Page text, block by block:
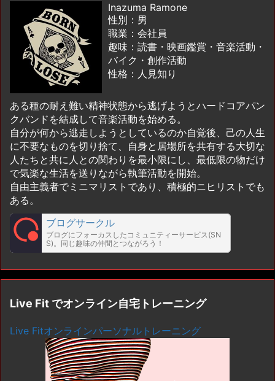
Inazuma Ramone
性別：男
職業：会社員
趣味：読書・映画鑑賞・音楽活動・
バイク・創作活動
性格：人見知り
ある種の耐え難い精神状態から逃げようとハードコアパン
クバンドを結成して音楽活動を始める。
自分が何から逃走しようとしているのか自覚後、己の人生
に不要なものを切り捨て、自身と居場所を共有する大切な
人たちと共に人との関わりを最小限にし、最低限の物だけ
で気楽な生活を送りながら執筆活動を開始。
自由主義者でミニマリストであり、積極的ニヒリストでも
ある。
ブログサークル
ブログにフォーカスしたコミュニティーサービス(SN
S)。同じ趣味の仲間とつながろう！
Live Fit でオンライン自宅トレーニング
Live Fitオンラインパーソナルトレーニング